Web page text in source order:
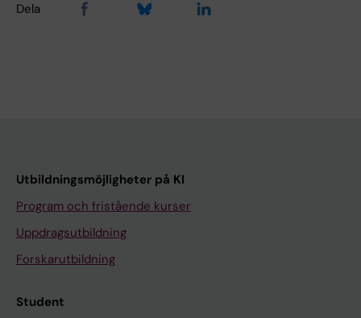
Dela
Utbildningsmöjligheter på KI
Program och fristående kurser
Uppdragsutbildning
Forskarutbildning
Student